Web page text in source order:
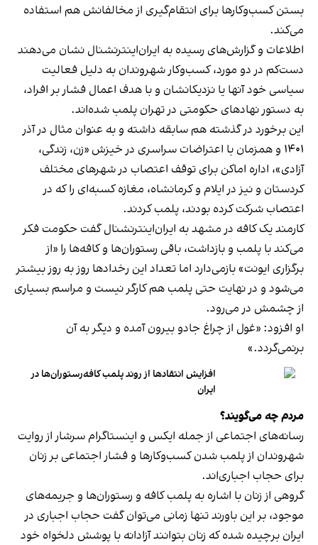
بستن کسب‌وکارها برای انتقام‌گیری از مخالفانش هم استفاده
می‌کند.
اطلاعات و گزارش‌های رسیده به ایران‌اینترنشنال نشان می‌دهند
دست‌کم در دو مورد، کسب‌وکار شهروندان به دلیل فعالیت
سیاسی خود آنها یا نزدیکانشان و با هدف اعمال فشار بر افراد،
به دستور نهادهای حکومتی در تهران پلمب شده‌اند.
این برخورد در گذشته هم سابقه داشته و به عنوان مثال در آذر
۱۴۰۱ و همزمان با اعتراضات سراسری در خیزش «زن، زندگی،
آزادی»، اداره اماکن برای توقف اعتصاب در شهرهای مختلف
کردستان و نیز در ایلام و کرمانشاه، مغازه کسبه‌ای را که در
اعتصاب شرکت کرده بودند، پلمب کردند.
کارمند یک کافه در مشهد به ایران‌اینترنشنال گفت حکومت فکر
می‌کند با پلمب و بازداشت، باقی رستوران‌ها و کافه‌ها را «از
برگزاری ایونت» بازمی‌دارد اما تعداد این رخدادها روز به روز بیشتر
می‌شود و در نهایت حتی پلمب هم کارگر نیست و مراسم بسیاری
از چشمش در می‌رود.
او افزود: «غول از چراغ جادو بیرون آمده و دیگر به آن
برنمی‎‌گردد.»
افزایش انتقادها از روند پلمب کافه‌رستوران‌ها در
ایران
مردم چه می‌گویند؟
رسانه‎‌های اجتماعی از جمله ایکس و اینستاگرام سرشار از روایت
شهروندان از پلمب شدن کسب‌وکارها و فشار اجتماعی بر زنان
برای حجاب اجباری‌اند.
گروهی از زنان با اشاره به پلمب کافه و رستوران‌ها و جریمه‌های
موجود، بر این باورند تنها زمانی می‌توان گفت حجاب اجباری در
ایران برچیده شده که زنان بتوانند آزادانه با پوشش دلخواه خود